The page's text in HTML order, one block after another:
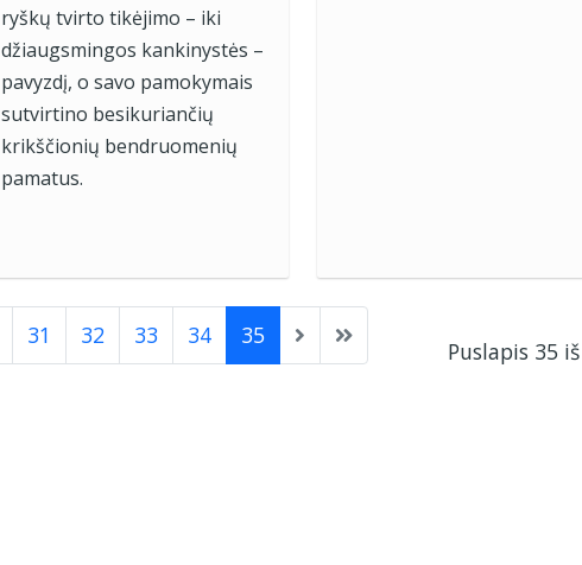
ryškų tvirto tikėjimo – iki
džiaugsmingos kankinystės –
pavyzdį, o savo pamokymais
sutvirtino besikuriančių
krikščionių bendruomenių
pamatus.
Puslapis 35
31 32 33 34 35